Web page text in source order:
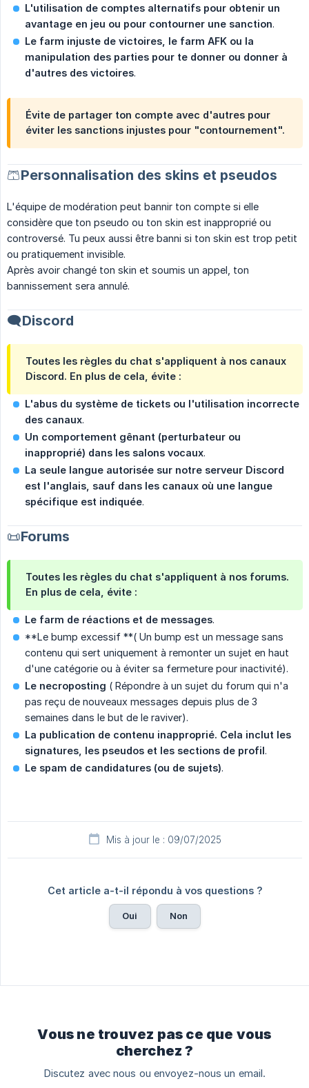
L'utilisation de comptes alternatifs pour obtenir un
avantage en jeu ou pour contourner une sanction.
Le farm injuste de victoires, le farm AFK ou la
manipulation des parties pour te donner ou donner à
d'autres des victoires.
Évite de partager ton compte avec d'autres pour
éviter les sanctions injustes pour "contournement".
🩳Personnalisation des skins et pseudos
L'équipe de modération peut bannir ton compte si elle
considère que ton pseudo ou ton skin est inapproprié ou
controversé. Tu peux aussi être banni si ton skin est trop petit
ou pratiquement invisible.
Après avoir changé ton skin et soumis un appel, ton
bannissement sera annulé.
🗨️Discord
Toutes les règles du chat s'appliquent à nos canaux
Discord. En plus de cela, évite :
L'abus du système de tickets ou l'utilisation incorrecte
des canaux.
Un comportement gênant (perturbateur ou
inapproprié) dans les salons vocaux.
La seule langue autorisée sur notre serveur Discord
est l'anglais, sauf dans les canaux où une langue
spécifique est indiquée.
📜Forums
Toutes les règles du chat s'appliquent à nos forums.
En plus de cela, évite :
Le farm de réactions et de messages.
**Le bump excessif **( Un bump est un message sans
contenu qui sert uniquement à remonter un sujet en haut
d'une catégorie ou à éviter sa fermeture pour inactivité).
Le necroposting ( Répondre à un sujet du forum qui n'a
pas reçu de nouveaux messages depuis plus de 3
semaines dans le but de le raviver).
La publication de contenu inapproprié. Cela inclut les
signatures, les pseudos et les sections de profil.
Le spam de candidatures (ou de sujets).
Mis à jour le : 09/07/2025
Cet article a-t-il répondu à vos questions ?
Oui Non
Vous ne trouvez pas ce que vous
cherchez ?
Discutez avec nous ou envoyez-nous un email.